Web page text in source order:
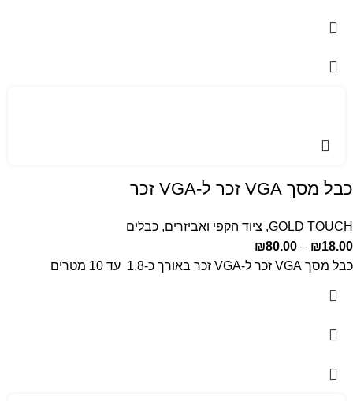
כבל מסך VGA זכר ל-VGA זכר
GOLD TOUCH
, ציוד הקפי ואביזרים, כבלים
₪18.00
–
₪80.00
כבל מסך VGA זכר ל-VGA זכר באורך כ-1.8 עד 10 מטרים